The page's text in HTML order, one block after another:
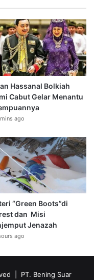
Hassanal Bolkiah
Cabut Gelar Menantu
ago
“Green Boots”di
dan Misi
Jenazah
ago
| PT. Bening Suar